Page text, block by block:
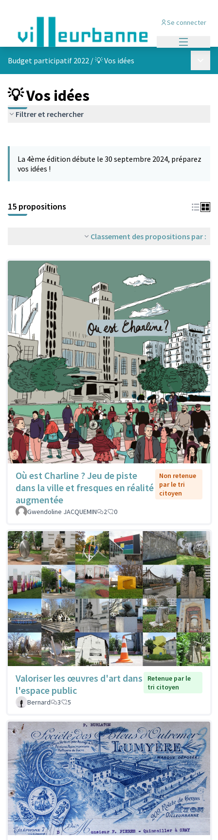
Se connecter
Budget participatif 2022 /💡 Vos idées
💡 Vos idées
Filtrer et rechercher
−
La 4ème édition débute le 30 septembre 2024, préparez
vos idées !
15 propositions
Classement des propositions par :
Où est Charline ? Jeu de piste
dans la ville et fresques en réalité
augmentée
Non retenue
par le tri
citoyen
Gwendoline JACQUEMIN 2 0
Valoriser les œuvres d'art dans
l'espace public
Retenue par le
tri citoyen
Bernard
3 5